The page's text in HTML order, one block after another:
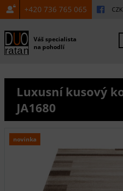
+420 736 765 065 CZK
Váš specialista
na pohodlí
Luxusní kusový
JA1680
novinka